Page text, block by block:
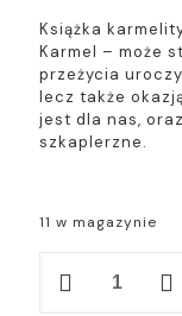
Książka
Karmel – może
przeżycia
lecz także
jest dla nas,
szkaplerzne.
11 w magazynie